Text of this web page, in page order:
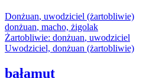
Donżuan, uwodziciel (żartobliwie)
donżuan, macho, żigolak
Żartobliwie: donżuan, uwodziciel
Uwodziciel, donżuan (żartobliwie)
bałamut